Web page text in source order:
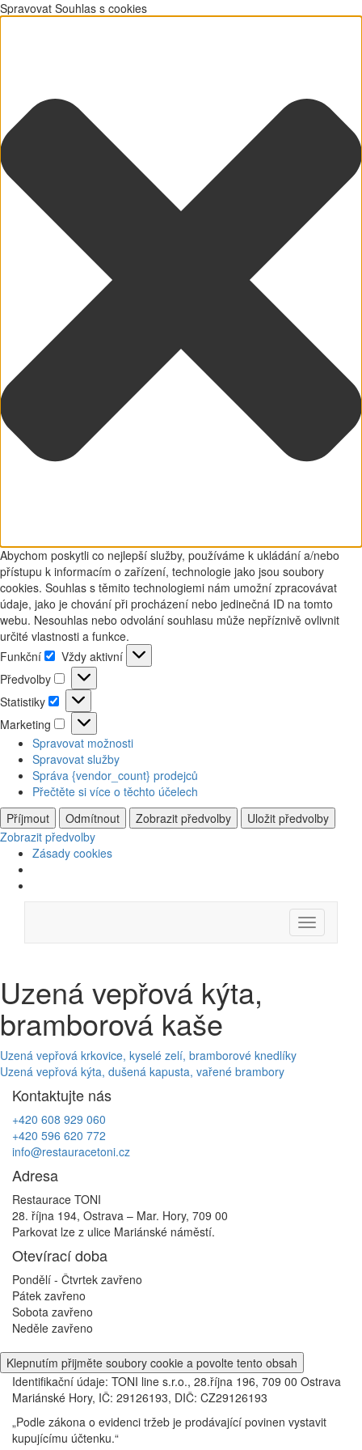
Spravovat Souhlas s cookies
Abychom poskytli co nejlepší služby, používáme k ukládání a/nebo
přístupu k informacím o zařízení, technologie jako jsou soubory
cookies. Souhlas s těmito technologiemi nám umožní zpracovávat
údaje, jako je chování při procházení nebo jedinečná ID na tomto
webu. Nesouhlas nebo odvolání souhlasu může nepříznivě ovlivnit
určité vlastnosti a funkce.
Funkční
Funkční
Vždy aktivní
Předvolby
Předvolby
Statistiky
Statistiky
Marketing
Marketing
Spravovat možnosti
Spravovat služby
Správa {vendor_count} prodejců
Přečtěte si více o těchto účelech
Příjmout
Odmítnout Zobrazit předvolby
Uložit předvolby
Zobrazit předvolby
Zásady cookies
content
Menu
Uzená vepřová kýta,
bramborová kaše
Navigace
pro
příspěvek
Uzená vepřová krkovice, kyselé zelí, bramborové knedlíky
Uzená vepřová kýta, dušená kapusta, vařené brambory
Kontaktujte nás
+420 608 929 060
+420 596 620 772
info@restauracetoni.cz
Adresa
Restaurace TONI
28. října 194, Ostrava – Mar. Hory, 709 00
Parkovat lze z ulice Mariánské náměstí.
Otevírací doba
Pondělí - Čtvrtek zavřeno
Pátek zavřeno
Sobota zavřeno
Neděle zavřeno
Klepnutím přijměte soubory cookie a povolte tento obsah
Identifikační údaje: TONI line s.r.o., 28.října 196, 709 00 Ostrava
Mariánské Hory, IČ: 29126193, DIČ: CZ29126193
„Podle zákona o evidenci tržeb je prodávající povinen vystavit
kupujícímu účtenku.“